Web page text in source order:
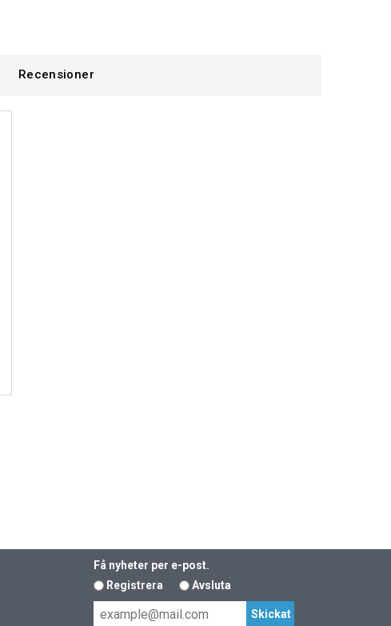
Recensioner
Få nyheter per e-post.
Registrera
Avsluta